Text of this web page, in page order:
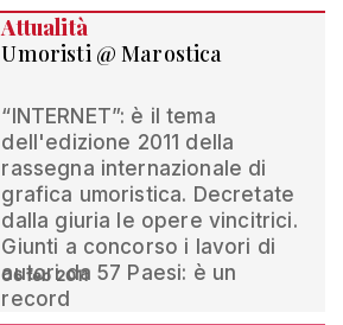
Attualità
Umoristi @ Marostica
“INTERNET”: è il tema
dell'edizione 2011 della
rassegna internazionale di
grafica umoristica. Decretate
dalla giuria le opere vincitrici.
Giunti a concorso i lavori di
autori da 57 Paesi: è un
record
06 feb 2011